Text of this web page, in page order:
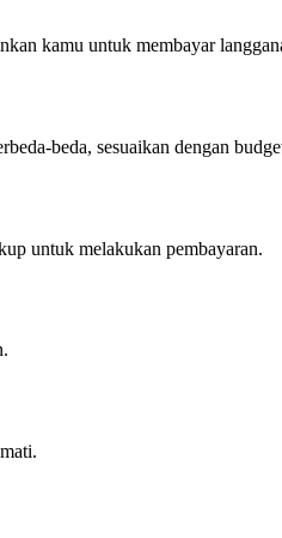
kamu untuk membayar
beda, sesuaikan dengan
untuk melakukan pembayaran.